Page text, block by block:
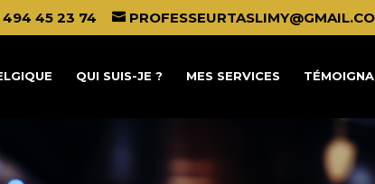
494 45 23 74
QUI SUIS-JE ? MES SERVICES